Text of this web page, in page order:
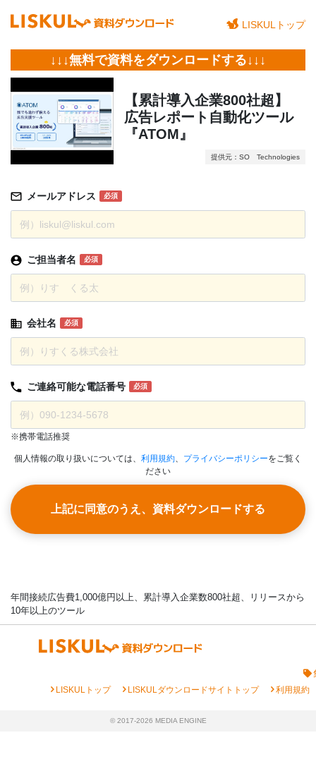
LISKULトップ
↓↓↓無料で資料をダウンロードする↓↓↓
【累計導入企業800社超】
広告レポート自動化ツール
『ATOM』
提供元：SO Technologies
メールアドレス 必須
ご担当者名 必須
会社名 必須
ご連絡可能な電話番号 必須
※携帯電話推奨
個人情報の取り扱いについては、 利用規約、 プライバシーポリシーをご覧く
ださい
上記に同意のうえ、資料ダウンロードする
年間接続広告費1,000億円以上、累計導入企業数800社超、リリースから
10年以上のツール
chevron_rightLISKULトップ chevron_rightLISKULダウンロードサイトトップ chevron_right利用規約
© 2017-2026 MEDIA ENGINE